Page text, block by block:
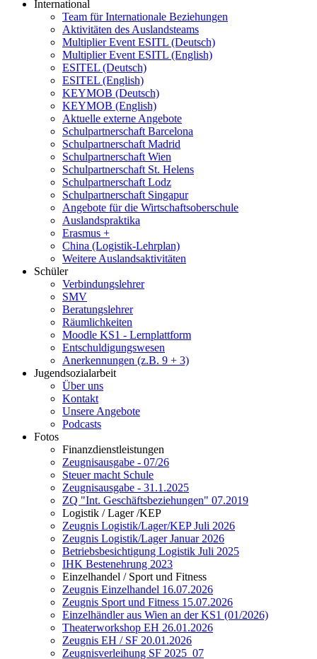
International
Team für Internationale Beziehungen
Aktivitäten des Auslandsteams
Multiplier Event ESITL (Deutsch)
Multiplier Event ESITL (English)
ESITEL (Deutsch)
ESITEL (English)
KEYMOB (Deutsch)
KEYMOB (English)
Aktuelle externe Angebote
Schulpartnerschaft Barcelona
Schulpartnerschaft Madrid
Schulpartnerschaft Wien
Schulpartnerschaft St. Helens
Schulpartnerschaft Lodz
Schulpartnerschaft Singapur
Angebote für die Wirtschaftsoberschule
Auslandspraktika
Erasmus +
China (Logistik-Lehrplan)
Weitere Auslandsaktivitäten
Schüler
Verbindungslehrer
SMV
Beratungslehrer
Räumlichkeiten
Moodle KS1 - Lernplattform
Entschuldigungswesen
Anerkennungen (z.B. 9 + 3)
Jugendsozialarbeit
Über uns
Kontakt
Unsere Angebote
Podcasts
Fotos
Finanzdienstleistungen
Zeugnisausgabe - 07/26
Steuer macht Schule
Zeugnisausgabe - 31.1.2025
ZQ "Int. Geschäftsbeziehungen" 07.2019
Logistik / Lager /KEP
Zeugnis Logistik/Lager/KEP Juli 2026
Zeugnis Logistik/Lager Januar 2026
Betriebsbesichtigung Logistik Juli 2025
IHK Bestenehrung 2023
Einzelhandel / Sport und Fitness
Zeugnis Einzelhandel 16.07.2026
Zeugnis Sport und Fitness 15.07.2026
Einzelhändler aus Wien an der KS1 (01/2026)
Theaterworkshop EH 26.01.2026
Zeugnis EH / SF 20.01.2026
Zeugnisverleihung SF 2025_07